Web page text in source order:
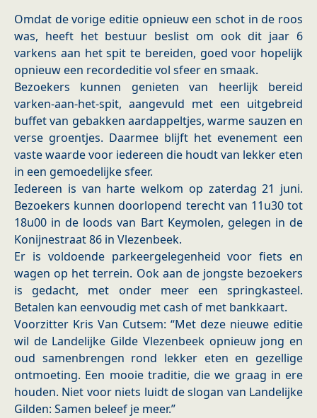
Omdat de vorige editie opnieuw een schot in de roos
was, heeft het bestuur beslist om ook dit jaar 6
varkens aan het spit te bereiden, goed voor hopelijk
opnieuw een recordeditie vol sfeer en smaak.
Bezoekers kunnen genieten van heerlijk bereid
varken-aan-het-spit, aangevuld met een uitgebreid
buffet van gebakken aardappeltjes, warme sauzen en
verse groentjes. Daarmee blijft het evenement een
vaste waarde voor iedereen die houdt van lekker eten
in een gemoedelijke sfeer.
Iedereen is van harte welkom op zaterdag 21 juni.
Bezoekers kunnen doorlopend terecht van 11u30 tot
18u00 in de loods van Bart Keymolen, gelegen in de
Konijnestraat 86 in Vlezenbeek.
Er is voldoende parkeergelegenheid voor fiets en
wagen op het terrein. Ook aan de jongste bezoekers
is gedacht, met onder meer een springkasteel.
Betalen kan eenvoudig met cash of met bankkaart.
Voorzitter Kris Van Cutsem: “Met deze nieuwe editie
wil de Landelijke Gilde Vlezenbeek opnieuw jong en
oud samenbrengen rond lekker eten en gezellige
ontmoeting. Een mooie traditie, die we graag in ere
houden. Niet voor niets luidt de slogan van Landelijke
Gilden: Samen beleef je meer.”